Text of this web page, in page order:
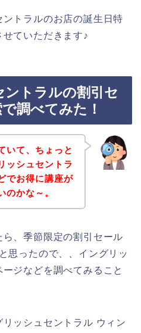
トラルのお店の誕生日特
ていただきます♪
トラルの割引セ
調べてみた！
いて、ちょっと
ッシュセントラ
でお得に講座が
のかな～。
、季節限定の割引セール
思ったので、、イングリッ
ジなどを調べてみること
ッシュセントラル ウィン